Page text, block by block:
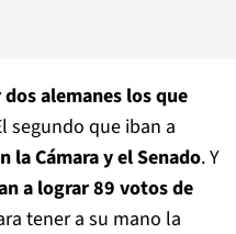
dos alemanes los que
segundo que iban a
la Cámara y el Senado. Y
a lograr 89 votos de
tener a su mano la